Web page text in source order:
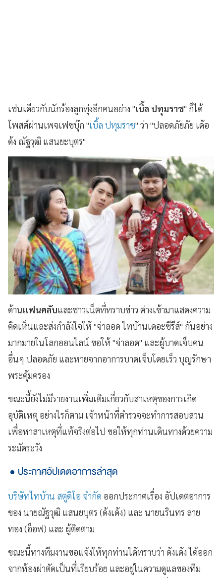
เช่นเดียวกับนักร้องลูกทุ่งอีกคนอย่าง "เบิ้ล ปทุมราช" ก็ได้
โพสต์ผ่านเพจเฟซบุ๊ก "เบิ้ล ปทุมราช" ว่า "ปลอดภัยภัย เด้อ
ด้ง ณัฐวุฒิ แสนยะบุตร"
ด้านแฟนคลับและชาวเน็ตที่ทราบข่าว ต่างเข้ามาแสดงความ
คิดเห็นและส่งกำลังใจให้ "จ่าลอด ไทบ้านเดอะซีรีส์" กันอย่าง
มากมายในโลกออนไลน์ ขอให้ "จ่าลอด" และผู้บาดเจ็บคน
อื่นๆ ปลอดภัย และหายจากอาการบาดเจ็บโดยเร็ว บุญรักษา
พระคุ้มครอง
ขณะนี้ยังไม่มีรายงานเพิ่มเติมเกี่ยวกับสาเหตุของการเกิด
อุบัติเหตุ อย่างไรก็ตาม เจ้าหน้าที่ตำรวจจะทำการสอบสวน
เพื่อหาสาเหตุที่แท้จริงต่อไป ขอให้ทุกท่านเดินทางด้วยความ
ระมัดระวัง
ประกาศอัปเดตอาการล่าสุด
บริษัทไทบ้าน สตูดิโอ จำกัด ออกประกาศเรื่อง อัปเดตอาการ
ของ นายณัฐวุฒิ แสนยบุตร (ด้งเด้ง) และ นายนรินทร ลาย
ทอง (อ็อฟ) และ ผู้ติดตาม
ขณะนี้ทางทีมงานขอแจ้งให้ทุกท่านได้ทราบว่า ด้งเด้ง ได้ออก
จากห้องผ่าตัดเป็นที่เรียบร้อย และอยู่ในความดูแลของทีม